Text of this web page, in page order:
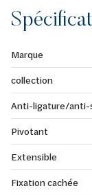
Marque
collection
Anti-ligature/anti-
Pivotant
Extensible
Fixation cachée